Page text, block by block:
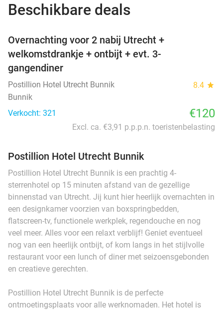
Beschikbare deals
Overnachting voor 2 nabij Utrecht +
welkomstdrankje + ontbijt + evt. 3-
gangendiner
Postillion Hotel Utrecht Bunnik 8.4 star
Bunnik
Verkocht: 321
€120
Excl. ca. €3,91 p.p.p.n. toeristenbelasting
Postillion Hotel Utrecht Bunnik
Postillion Hotel Utrecht Bunnik is een prachtig 4-
sterrenhotel op 15 minuten afstand van de gezellige
binnenstad van Utrecht. Jij kunt hier heerlijk overnachten in
een designkamer voorzien van boxspringbedden,
flatscreen-tv, functionele werkplek, regendouche en nog
veel meer. Alles voor een relaxt verblijf! Geniet eventueel
nog van een heerlijk ontbijt, of kom langs in het stijlvolle
restaurant voor een lunch of diner met seizoensgebonden
en creatieve gerechten.
Postillion Hotel Utrecht Bunnik is de perfecte
ontmoetingsplaats voor alle werknomaden. Het hotel is